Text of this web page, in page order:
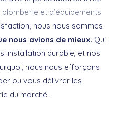
et d’équipements
nous nous sommes
nous avions de mieux. Qui
installation durable, et nos
nous nous efforçons
ou vous délivrer les
du marché.